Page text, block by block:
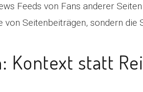
Feeds von Fans anderer
Seitenbeiträgen, sondern
Kontext statt